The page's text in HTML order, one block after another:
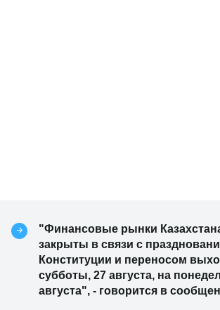
"Финансовые рынки
закрыты в связи с
Конституции и переносом
субботы, 27 августа, на
августа", - говорится в